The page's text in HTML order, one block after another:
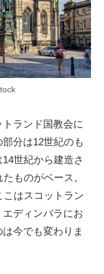
ランド国教会に
分は12世紀のも
世紀から建造さ
ものがベース。
はスコットラン
エディンバラにお
今でも変わりま